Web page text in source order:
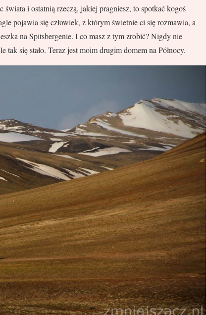
i ostatnią rzeczą, jakiej pragniesz, to spotkać kogoś
pojawia się człowiek, z którym świetnie ci się rozmawia, a
na Spitsbergenie. I co masz z tym zrobić? Nigdy nie
się stało. Teraz jest moim drugim domem na Północy.